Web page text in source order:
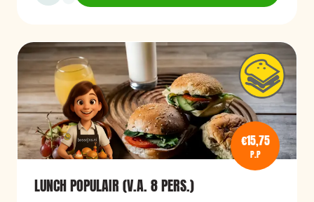
€15,75
P.P
LUNCH POPULAIR (V.A. 8 PERS.)